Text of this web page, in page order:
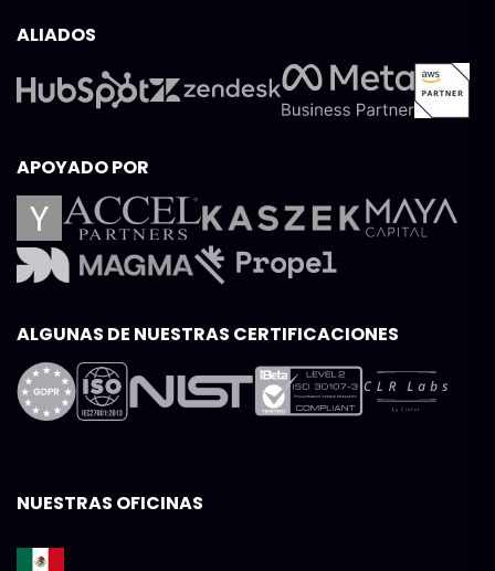
ALIADOS
APOYADO POR
ALGUNAS DE NUESTRAS CERTIFICACIONES
NUESTRAS OFICINAS